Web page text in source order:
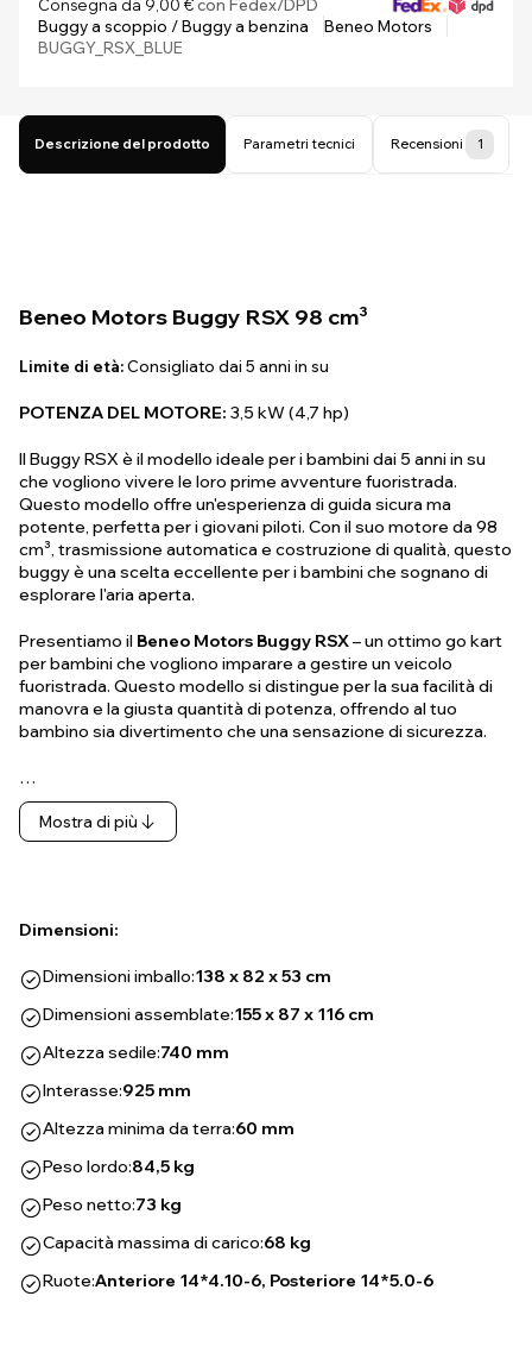
Consegna da 9,00 €con Fedex/DPD
Buggy a scoppio / Buggy a benzina
Beneo Motors
BUGGY_RSX_BLUE
Descrizione del prodotto Parametri tecnici Recensioni 1
Beneo Motors Buggy RSX 98 cm³
Limite di età:Consigliato dai 5 anni in su
POTENZA DEL MOTORE: 3,5 kW (4,7 hp)
Il Buggy RSX è il modello ideale per i bambini dai 5 anni in su
che vogliono vivere le loro prime avventure fuoristrada.
Questo modello offre un'esperienza di guida sicura ma
potente, perfetta per i giovani piloti. Con il suo motore da 98
cm³, trasmissione automatica e costruzione di qualità, questo
buggy è una scelta eccellente per i bambini che sognano di
esplorare l'aria aperta.
Presentiamo il Beneo Motors Buggy RSX– un ottimo go kart
per bambini che vogliono imparare a gestire un veicolo
fuoristrada. Questo modello si distingue per la sua facilità di
manovra e la giusta quantità di potenza, offrendo al tuo
bambino sia divertimento che una sensazione di sicurezza.
…
Mostra di più
Dimensioni:
Dimensioni imballo:138 x 82 x 53 cm
Dimensioni assemblate:155 x 87 x 116 cm
Altezza sedile:740 mm
Interasse:925 mm
Altezza minima da terra:60 mm
Peso lordo:84,5 kg
Peso netto:73 kg
Capacità massima di carico:68 kg
Ruote:Anteriore 14*4.10-6, Posteriore 14*5.0-6